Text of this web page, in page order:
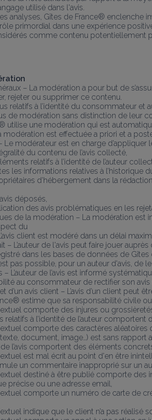
utilisé dans l'avis.
analyses, Gîtes de France®
primordial dans une expérience
comme contenu potentiellement
– La modération a pour but de
rejeter ou supprimer ce contenu.
relatifs à l’identité du consommateur et
de modération sans distinction de leur
utilise une modération qui est
modération est effectuée a priori et a
Le modérateur est en charge
du contenu de l’avis collecté,
relatifs à l’identité de l’auteur
les informations relatives à l’historique
d’hébergement dans la
déposés,
des avis problématiques en les
de la modération – La modération est
du
client est modéré dans un délai
– L’auteur de l'avis peut faire jouer
dans les bases de données de Gîtes
pas possible, pour un auteur d'avis, de
– L’auteur de l’avis est informé
au consommateur de rectifier son
d’un avis client – L’avis d’un client peut
estime que sa responsabilité civile
comporte des injures ou
relatifs à l’identité de l’auteur comportent
comporte des caractères aléatoires
document, image…) est sans rapport
l’avis comportent des éléments
est mal écrit au point d'en être
un commentaire inapproprié sur un
destiné à être publié comporte
précise ou une adresse email,
comporte un numéro de carte de
indique que le client n’a pas réalisé